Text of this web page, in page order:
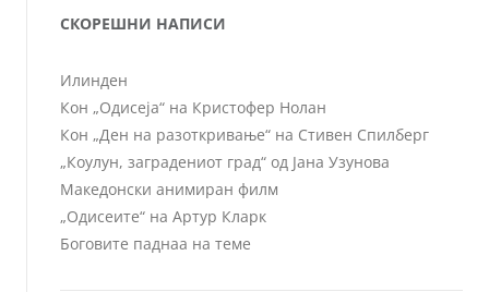
СКОРЕШНИ НАПИСИ
Илинден
Кон „Одисеја“ на Кристофер Нолан
Кон „Ден на разоткривање“ на Стивен Спилберг
„Коулун, заградениот град“ од Јана Узунова
Македонски анимиран филм
„Одисеите“ на Артур Кларк
Боговите паднаа на теме